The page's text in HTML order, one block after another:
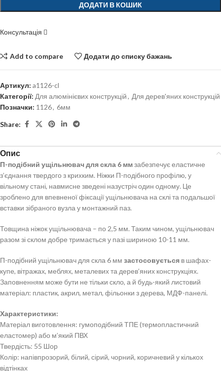
ДОДАТИ В КОШИК
Консультація
Add to compare Додати до списку бажань
Артикул: a1126-cl
Категорії: Для алюмінієвих конструкцій, Для дерев'яних конструкцій
Позначки: 1126, 6мм
Share:
Опис
П-подібний ущільнювач для скла 6 ммзабезпечує еластичне
з’єднання твердого з крихким. Ніжки П-подібного профілю, у
вільному стані, навмисне зведені назустріч один одному. Це
зроблено для впевненої фіксації ущільнювача на склі та подальшої
вставки зібраного вузла у монтажний паз.
Товщина ніжок ущільнювача – по 2,5 мм. Таким чином, ущільнювач
разом зі склом добре тримається у пазі шириною 10-11 мм.
П-подібний ущільнювач для скла 6 мм застосовується в шафах-
купе, вітражах, меблях, металевих та дерев’яних конструкціях.
Заповненням може бути не тільки скло, а й будь-який листовий
матеріал: пластик, акрил, метал, фільонки з дерева, МДФ-панелі.
Характеристики:
Матеріал виготовлення: гумоподібний ТПЕ (термопластичний
еластомер) або м’який ПВХ
Твердість: 55 Шор
Колір: напівпрозорий, білий, сірий, чорний, коричневий у кількох
відтінках